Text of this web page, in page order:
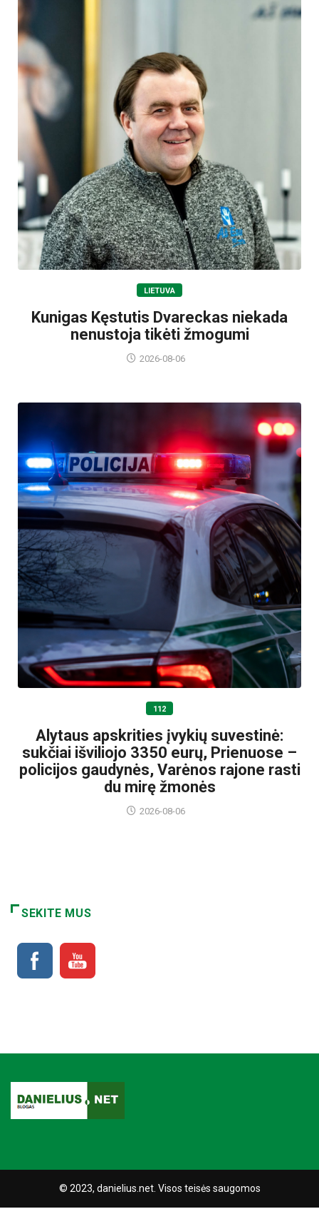
LIETUVA
Kunigas Kęstutis Dvareckas niekada
nenustoja tikėti žmogumi
2026-08-06
112
Alytaus apskrities įvykių suvestinė:
sukčiai išviliojo 3350 eurų, Prienuose –
policijos gaudynės, Varėnos rajone rasti
du mirę žmonės
2026-08-06
SEKITE MUS
© 2023, danielius.net. Visos teisės saugomos